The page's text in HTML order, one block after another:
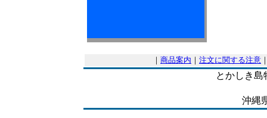
｜ 商品案内 ｜ 注文に関する注意
とかしき島
沖縄